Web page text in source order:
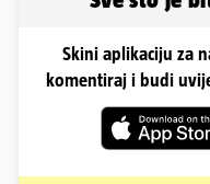
Skini aplikaciju za
komentiraj i budi